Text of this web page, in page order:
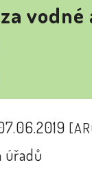
vodné
úřadů